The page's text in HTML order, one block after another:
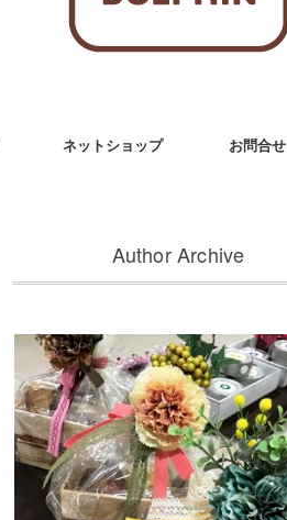
ネットショップ お問合せ
Author Archive